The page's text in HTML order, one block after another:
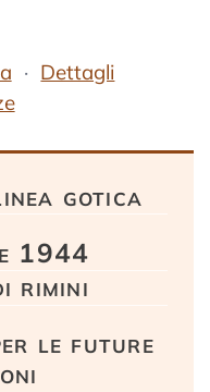
Dettagli
gotica
1944
rimini
le future